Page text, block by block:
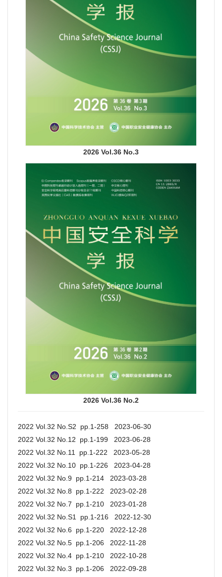
2026 Vol.36 No.3
2026 Vol.36 No.2
2022 Vol.32 No.S2 pp.1-258 2023-06-30
2022 Vol.32 No.12 pp.1-199 2023-06-28
2022 Vol.32 No.11 pp.1-222 2023-05-28
2022 Vol.32 No.10 pp.1-226 2023-04-28
2022 Vol.32 No.9 pp.1-214 2023-03-28
2022 Vol.32 No.8 pp.1-222 2023-02-28
2022 Vol.32 No.7 pp.1-210 2023-01-28
2022 Vol.32 No.S1 pp.1-216 2022-12-30
2022 Vol.32 No.6 pp.1-220 2022-12-28
2022 Vol.32 No.5 pp.1-206 2022-11-28
2022 Vol.32 No.4 pp.1-210 2022-10-28
2022 Vol.32 No.3 pp.1-206 2022-09-28